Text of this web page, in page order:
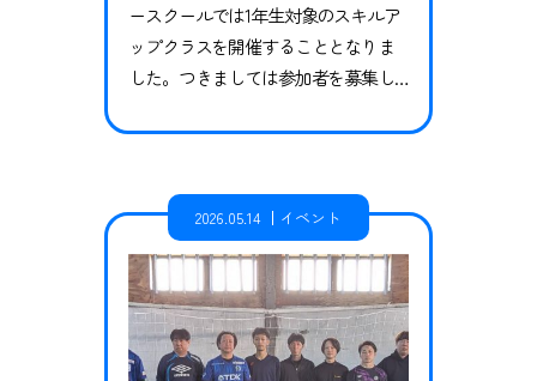
ースクールでは1年生対象のスキルア
ップクラスを開催することとなりま
した。つきましては参加者を募集し
をご確認いただき、お申し込みくだ
習場 受付時間 11:15 実施時間 11:30～12:3
0 お申し込みはこちら ◆持ち物 サッ
カー用具一式(スパイク可)、水筒、タ
オル、着替えなど ◆参加費 …
2026.05.14 イベント